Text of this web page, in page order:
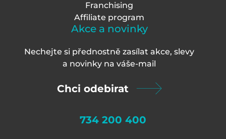
Franchising
Affiliate program
Akce a novinky
Nechejte si přednostně zasílat akce, slevy
a novinky na váše-mail
Chci odebirat
734 200 400